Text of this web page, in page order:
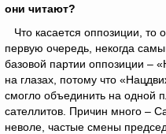
они читают?
Что касается оппозиции, то
первую очередь, некогда
базовой партии оппозиции –
на глазах, потому что
смогло объединить на одной
сателлитов. Причин много –
неволе, частые смены